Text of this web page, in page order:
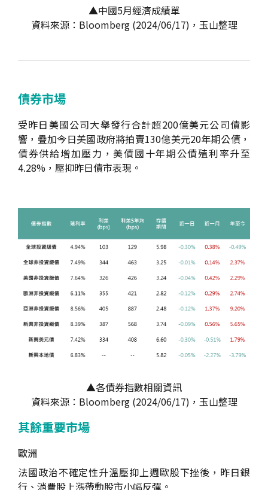
▲中國5月經濟成績單
資料來源：Bloomberg (2024/06/17)，玉山整理
債券市場
受昨日美國公司大舉發行合計超200億美元公司債影
響，疊加今日美國政府將拍賣130億美元20年期公債，
債券供給增加壓力，美債國十年期公債殖利率升至
4.28%，壓抑昨日債市表現。
▲各債券指數相關資訊
資料來源：Bloomberg (2024/06/17)，玉山整理
其餘重要市場
歐洲
法國政治不確定性升溫壓抑上週歐股下挫後，昨日銀
行、消費股上漲帶動股市小幅反彈。